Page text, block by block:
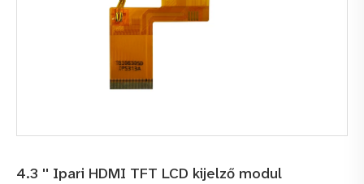
4.3 '' Ipari HDMI TFT LCD kijelző modul